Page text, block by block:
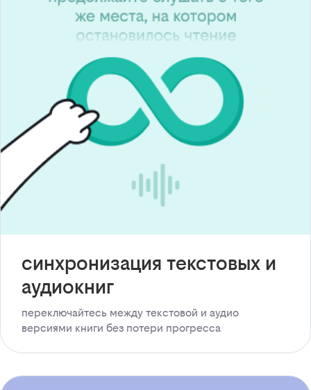
синхронизация текстовых и
аудиокниг
переключайтесь между текстовой и аудио
версиями книги без потери прогресса